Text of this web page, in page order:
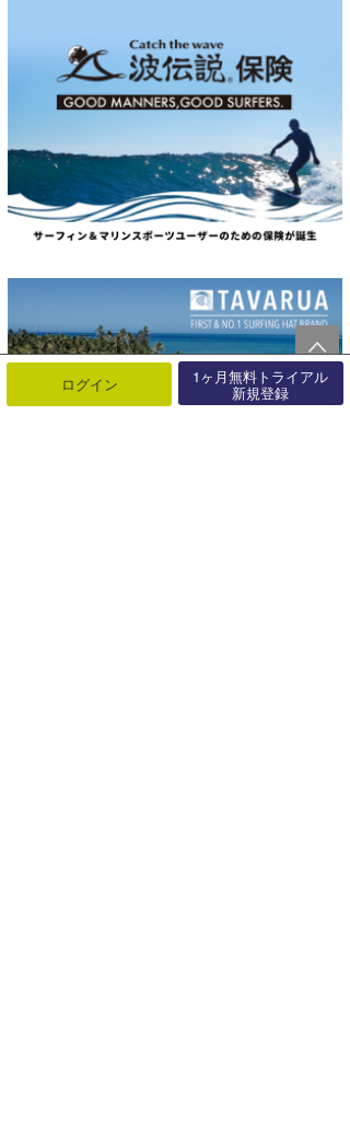
ログイン 1ヶ月無料トライアル
新規登録